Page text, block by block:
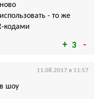
3
- то же
кодами
шоу
11.08.2017 в 11:57